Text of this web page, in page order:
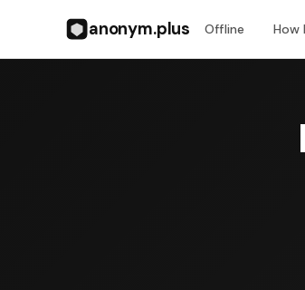
anonym.plus Offline How